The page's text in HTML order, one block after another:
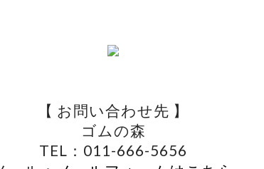
【 お問い合わせ先 】
ゴムの森
TEL：011-666-5656